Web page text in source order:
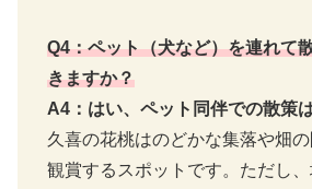
Q4：ペット（犬など）を連れて
きますか？
A4：はい、ペット同伴での散策
久喜の花桃はのどかな集落や畑
観賞するスポットです。ただし